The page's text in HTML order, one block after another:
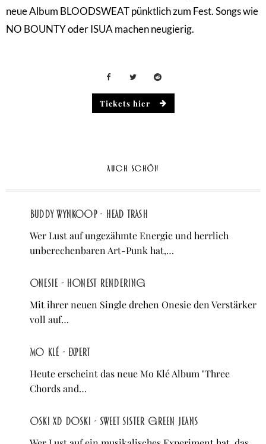
neue Album BLOODSWEAT pünktlich zum Fest. Songs wie
NO BOUNTY oder ISUA machen neugierig.
Tickets hier
AUCH SCHÖN
Buddy Wynkoop - Head Trash
Wer Lust auf ungezähmte Energie und herrlich
unberechenbaren Art-Punk hat,…
Onesie - Honest Rendering
Mit ihrer neuen Single drehen Onesie den Verstärker
voll auf…
Mo Klé - Expert
Heute erscheint das neue Mo Klé Album "Three
Chords and…
Oski XD Doski - Sweet Sister Green Jeans